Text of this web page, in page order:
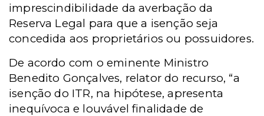
imprescindibilidade da averbação da
Reserva Legal para que a isenção seja
concedida aos proprietários ou possuidores.
De acordo com o eminente Ministro
Benedito Gonçalves, relator do recurso, “a
isenção do ITR, na hipótese, apresenta
inequívoca e louvável finalidade de